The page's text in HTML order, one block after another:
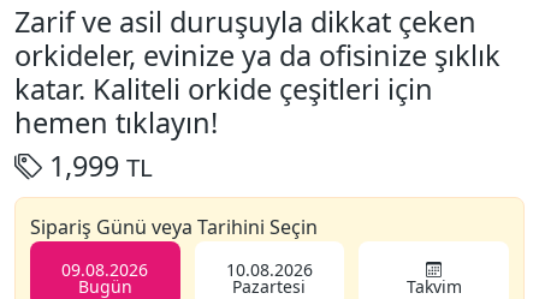
Zarif ve asil duruşuyla dikkat çeken
orkideler, evinize ya da ofisinize şıklık
katar. Kaliteli orkide çeşitleri için
hemen tıklayın!
1,999 TL
Sipariş Günü veya Tarihini Seçin
09.08.2026
Bugün
10.08.2026
Pazartesi Takvim